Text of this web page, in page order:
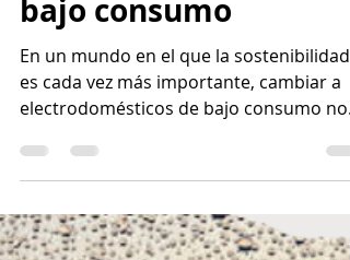
samgac19
13 ago 2024
3 min de lectura
Guía para
electrodomésticos de
bajo consumo